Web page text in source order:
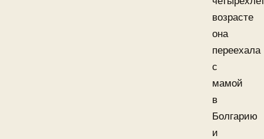
возрасте
она
переехала
с
мамой
в
Болгарию
и